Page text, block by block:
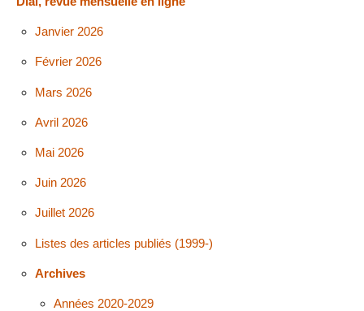
Janvier 2026
Février 2026
Mars 2026
Avril 2026
Mai 2026
Juin 2026
Juillet 2026
Listes des articles publiés (1999-)
Archives
Années 2020-2029